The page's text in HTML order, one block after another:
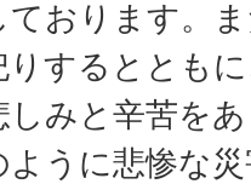
ております。
するととも
みと辛苦を
うに悲惨な